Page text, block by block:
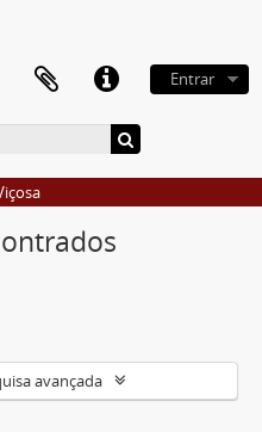
Entrar
avançada